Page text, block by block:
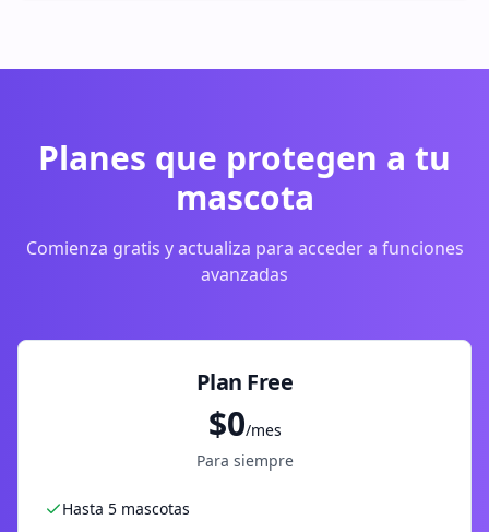
Planes que protegen a tu
mascota
Comienza gratis y actualiza para acceder a funciones
avanzadas
Plan Free
$0/mes
Para siempre
Hasta 5 mascotas